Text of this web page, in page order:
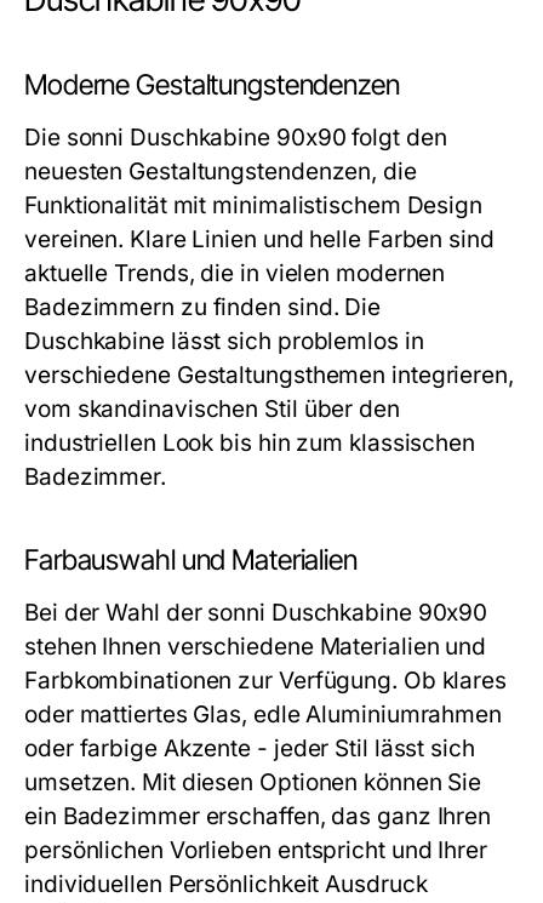
Moderne Gestaltungstendenzen
Die sonni Duschkabine 90x90 folgt den
neuesten Gestaltungstendenzen, die
Funktionalität mit minimalistischem Design
vereinen. Klare Linien und helle Farben sind
aktuelle Trends, die in vielen modernen
Badezimmern zu finden sind. Die
Duschkabine lässt sich problemlos in
verschiedene Gestaltungsthemen integrieren,
vom skandinavischen Stil über den
industriellen Look bis hin zum klassischen
Badezimmer.
Farbauswahl und Materialien
Bei der Wahl der sonni Duschkabine 90x90
stehen Ihnen verschiedene Materialien und
Farbkombinationen zur Verfügung. Ob klares
oder mattiertes Glas, edle Aluminiumrahmen
oder farbige Akzente - jeder Stil lässt sich
umsetzen. Mit diesen Optionen können Sie
ein Badezimmer erschaffen, das ganz Ihren
persönlichen Vorlieben entspricht und Ihrer
individuellen Persönlichkeit Ausdruck